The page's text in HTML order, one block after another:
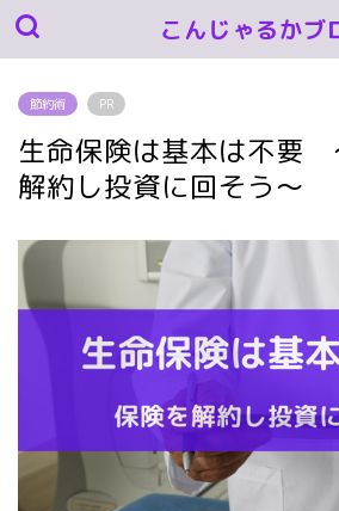
こんじゃるかブ
節約術 PR
生命保険は基本は不要
解約し投資に回そう～